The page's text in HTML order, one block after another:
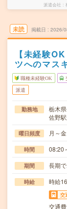
派遣会社
未読 掲載日 2026/
【未経験
ツへのマス
職種未経験OK
派遣
勤務地
栃木
佐野
曜日頻度 月～金
時間 08:20
期間 長期
時給 時給
交
交通